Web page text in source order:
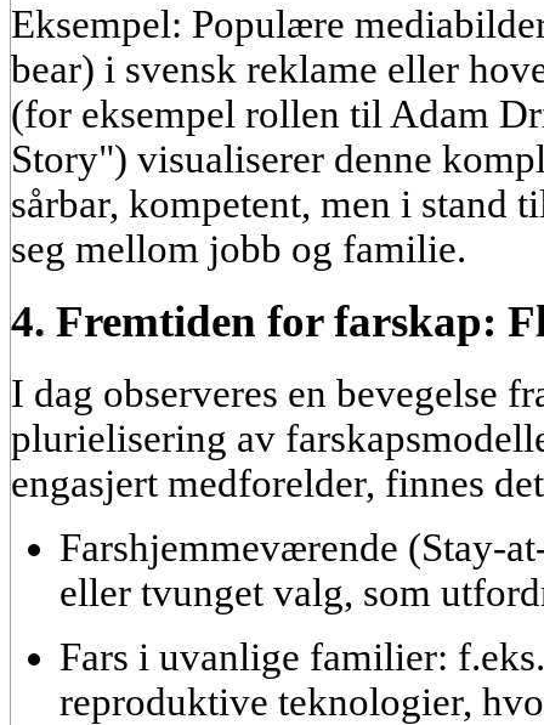
Eksempel: Populære
bear) i svensk reklame eller
(for eksempel rollen til Adam
Story") visualiserer denne
sårbar, kompetent, men i stand
seg mellom jobb og familie.
4. Fremtiden for farskap:
I dag observeres en bevegelse
plurielisering av
engasjert medforelder, finnes
Farshjemmeværende (Stay-
eller tvunget valg, som
Fars i uvanlige familier:
reproduktive teknologier,